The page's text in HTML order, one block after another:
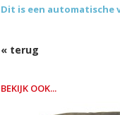
Dit is een automatische
« terug
BEKIJK OOK...